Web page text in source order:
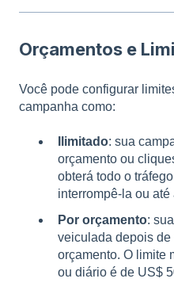
Orçamentos e
Você pode configurar
campanha como:
Ilimitado: sua
orçamento ou
obterá todo o
interrompê-la ou até
Por orçamento:
veiculada depois
orçamento. O limite
ou diário é de US$